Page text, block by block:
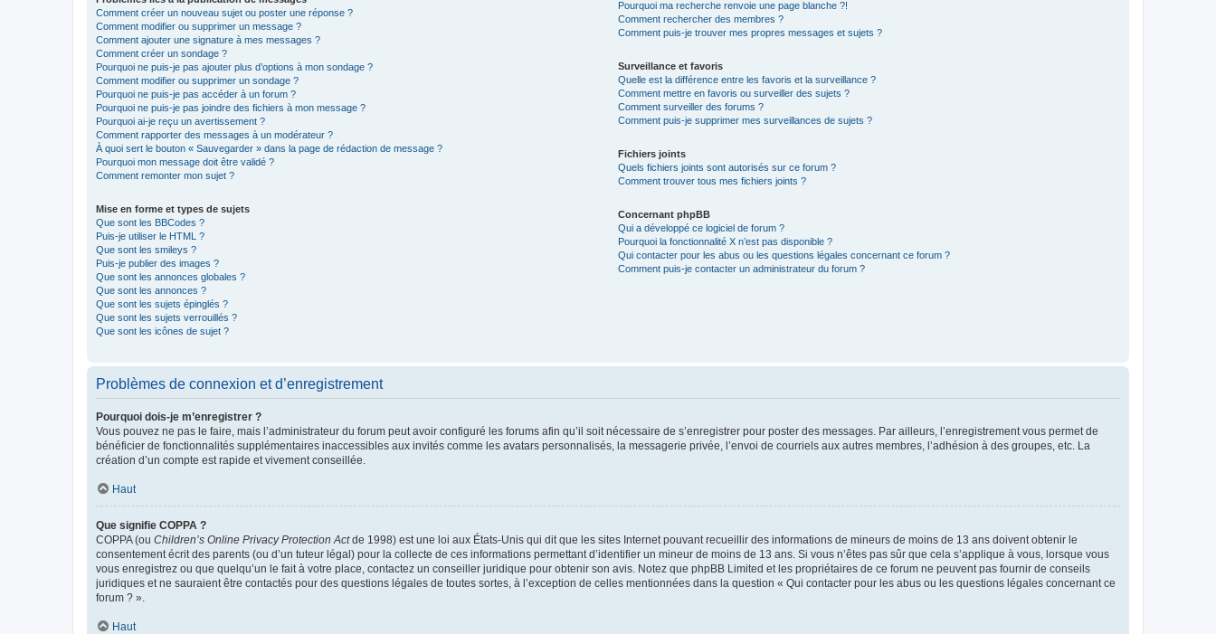
Comment créer un nouveau sujet ou poster une réponse ?
Comment modifier ou supprimer un message ?
Comment ajouter une signature à mes messages ?
Comment créer un sondage ?
Pourquoi ne puis-je pas ajouter plus d’options à mon sondage ?
Comment modifier ou supprimer un sondage ?
Pourquoi ne puis-je pas accéder à un forum ?
Pourquoi ne puis-je pas joindre des fichiers à mon message ?
Pourquoi ai-je reçu un avertissement ?
Comment rapporter des messages à un modérateur ?
À quoi sert le bouton « Sauvegarder » dans la page de rédaction de message ?
Pourquoi mon message doit être validé ?
Comment remonter mon sujet ?
Mise en forme et types de sujets
Que sont les BBCodes ?
Puis-je utiliser le HTML ?
Que sont les smileys ?
Puis-je publier des images ?
Que sont les annonces globales ?
Que sont les annonces ?
Que sont les sujets épinglés ?
Que sont les sujets verrouillés ?
Que sont les icônes de sujet ?
Pourquoi ma recherche renvoie une page blanche ?!
Comment rechercher des membres ?
Comment puis-je trouver mes propres messages et sujets ?
Surveillance et favoris
Quelle est la différence entre les favoris et la surveillance ?
Comment mettre en favoris ou surveiller des sujets ?
Comment surveiller des forums ?
Comment puis-je supprimer mes surveillances de sujets ?
Fichiers joints
Quels fichiers joints sont autorisés sur ce forum ?
Comment trouver tous mes fichiers joints ?
Concernant phpBB
Qui a développé ce logiciel de forum ?
Pourquoi la fonctionnalité X n’est pas disponible ?
Qui contacter pour les abus ou les questions légales concernant ce forum ?
Comment puis-je contacter un administrateur du forum ?
Problèmes de connexion et d’enregistrement
Pourquoi dois-je m’enregistrer ?
Vous pouvez ne pas le faire, mais l’administrateur du forum peut avoir configuré les forums afin qu’il soit nécessaire de s’enregistrer pour poster des messages. Par ailleurs, l’enregistrement vous permet de
bénéficier de fonctionnalités supplémentaires inaccessibles aux invités comme les avatars personnalisés, la messagerie privée, l’envoi de courriels aux autres membres, l’adhésion à des groupes, etc. La
création d’un compte est rapide et vivement conseillée.
Haut
Que signifie COPPA ?
COPPA (ou Children’s Online Privacy Protection Actde 1998) est une loi aux États-Unis qui dit que les sites Internet pouvant recueillir des informations de mineurs de moins de 13 ans doivent obtenir le
consentement écrit des parents (ou d’un tuteur légal) pour la collecte de ces informations permettant d’identifier un mineur de moins de 13 ans. Si vous n’êtes pas sûr que cela s’applique à vous, lorsque vous
vous enregistrez ou que quelqu’un le fait à votre place, contactez un conseiller juridique pour obtenir son avis. Notez que phpBB Limited et les propriétaires de ce forum ne peuvent pas fournir de conseils
juridiques et ne sauraient être contactés pour des questions légales de toutes sortes, à l’exception de celles mentionnées dans la question « Qui contacter pour les abus ou les questions légales concernant ce
forum ? ».
Haut